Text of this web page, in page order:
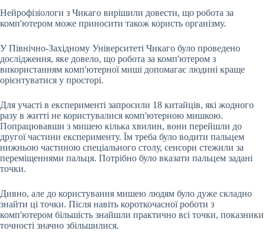
Нейрофізіологи з Чикаго вирішили довести, що робота за
комп'ютером може приносити також користь організму.
У Північно-Західному Університеті Чикаго було проведено
дослідження, яке довело, що робота за комп'ютером з
використанням комп'ютерної миші допомагає людині краще
орієнтуватися у просторі.
Для участі в експерименті запросили 18 китайців, які жодного
разу в житті не користувалися комп'ютерною мишкою.
Попрацювавши з мишею кілька хвилин, вони перейшли до
другої частини експерименту. Їм треба було водити пальцем
нижньою частиною спеціального столу, сенсори стежили за
переміщеннями пальця. Потрібно було вказати пальцем задані
точки.
Дивно, але до користування мишею людям було дуже складно
знайти ці точки. Після навіть короткочасної роботи з
комп'ютером більшість знайшли практично всі точки, показники
точності значно збільшилися.